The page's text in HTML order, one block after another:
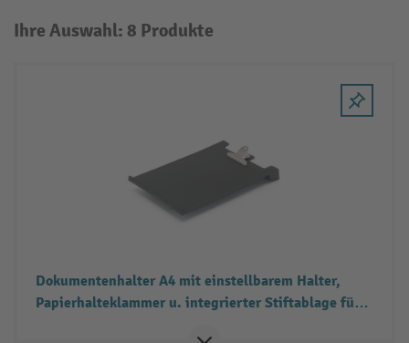
Ihre Auswahl: 8 Produkte
Dokumentenhalter A4 mit einstellbarem Halter,
Papierhalteklammer u. integrierter Stiftablage für